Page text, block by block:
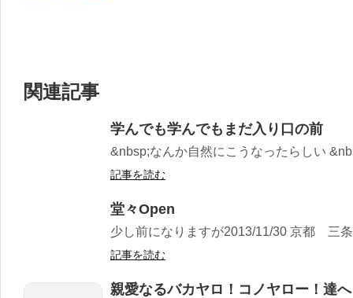
関連記事
学んでも学んでもまだ入り口の前
&nbsp;なんか自然にこうなったらしい
記事を読む
堂々Open
少し前になりますが2013/11/30 京都 三
記事を読む
親愛なるバカヤロ！コノヤロー！達へ